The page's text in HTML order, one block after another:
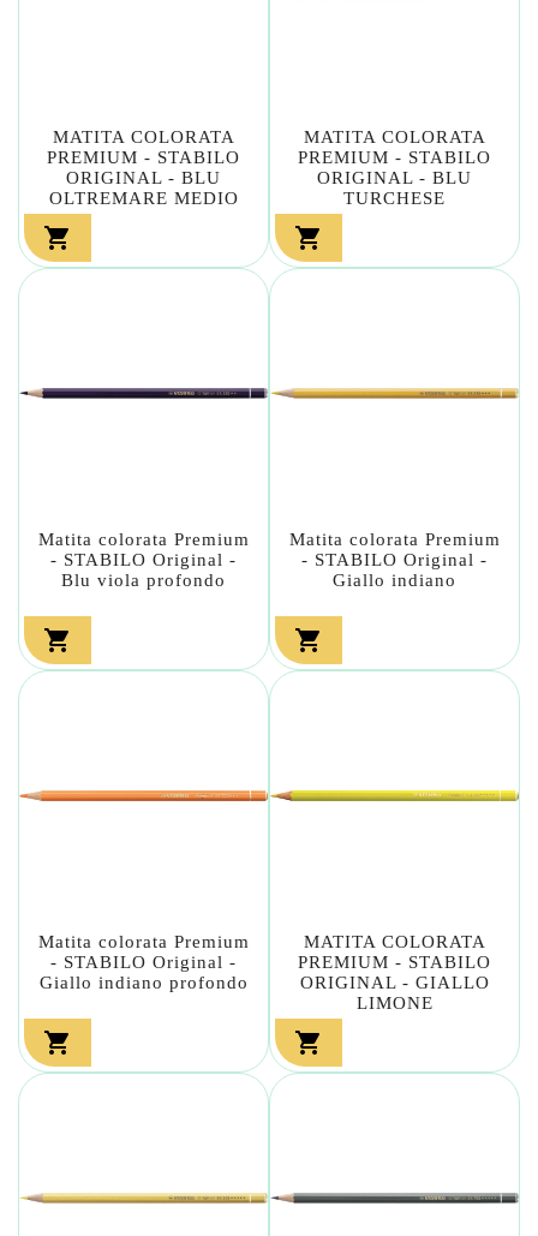
MATITA COLORATA
PREMIUM - STABILO
ORIGINAL - BLU
OLTREMARE MEDIO

MATITA COLORATA
PREMIUM - STABILO
ORIGINAL - BLU
TURCHESE

Matita colorata Premium
- STABILO Original -
Blu viola profondo

Matita colorata Premium
- STABILO Original -
Giallo indiano

Matita colorata Premium
- STABILO Original -
Giallo indiano profondo

MATITA COLORATA
PREMIUM - STABILO
ORIGINAL - GIALLO
LIMONE
